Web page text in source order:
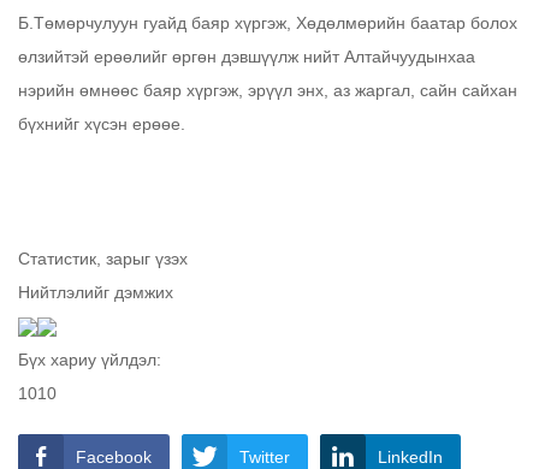
Б.Төмөрчулуун гуайд баяр хүргэж, Хөдөлмөрийн баатар болох
өлзийтэй ерөөлийг өргөн дэвшүүлж нийт Алтайчуудынхаа
нэрийн өмнөөс баяр хүргэж, эрүүл энх, аз жаргал, сайн сайхан
бүхнийг хүсэн ерөөе.
Статистик, зарыг үзэх
Нийтлэлийг дэмжих
Бүх хариу үйлдэл:
1010
Facebook Twitter LinkedIn